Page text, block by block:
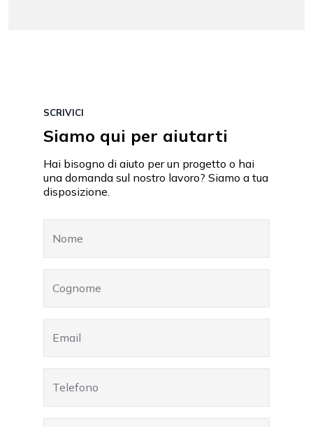
SCRIVICI
Siamo qui per aiutarti
Hai bisogno di aiuto per un progetto o hai
una domanda sul nostro lavoro? Siamo a tua
disposizione.